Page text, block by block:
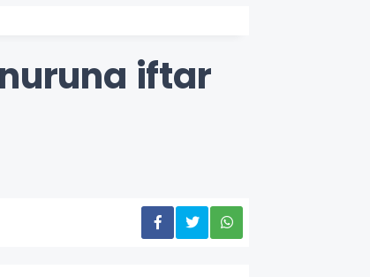
iftar